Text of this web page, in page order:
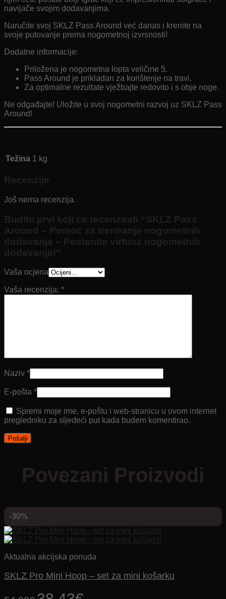
navijače svojim dodavanjima.
Naručite svoj SKLZ Pass Around već danas i krenite na
svoje putovanje prema nogometnoj izvrsnosti!
Dodatne informacije:
Priložena je nogometna lopta veličine 5.
Pass Around je prikladan za korištenje na travi.
Za optimalne rezultate vježbajte redovito i s obje noge.
Ne odgađajte! Uložite u svoj nogometni razvoj uz SKLZ Pass
Around!
Težina 1 kg
Recenzije
Još nema recenzija.
Budite prvi koji će recenzirati “SKLZ Pass
Around – Pomoć za treniranje nogometnih
dodavanja – Postanite virtuoz nogometnih
dodavanja!”
Vaša ocjena
Vaša recenzija: *
Naziv *
E-pošta *
Spremi moje ime, e-poštu i web-stranicu u ovom internet
pregledniku za sljedeći put kada budem komentirao.
Povezani Proizvodi
-30%
Aktualna akcijska ponuda
SKLZ Pro Mini Hoop – set za mini košarku
Izvorna